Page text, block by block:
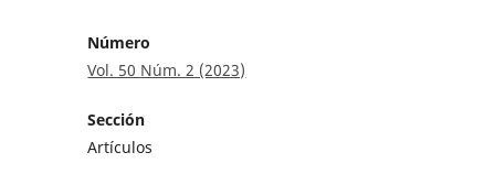
Número
Vol. 50 Núm. 2 (2023)
Sección
Artículos